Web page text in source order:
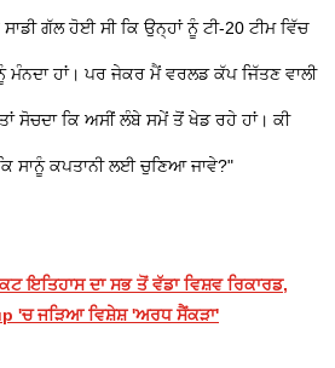
ਗੱਲ ਹੋਈ ਸੀ ਕਿ ਉਨ੍ਹਾਂ ਨੂੰ ਟੀ-20 ਟੀਮ ਵਿੱਚ
ਮੰਨਦਾ ਹਾਂ। ਪਰ ਜੇਕਰ ਮੈਂ ਵਰਲਡ ਕੱਪ ਜਿੱਤਣ ਵਾਲੀ
ਤਾਂ ਸੋਚਦਾ ਕਿ ਅਸੀਂ ਲੰਬੇ ਸਮੇਂ ਤੋਂ ਖੇਡ ਰਹੇ ਹਾਂ। ਕੀ
ਸਾਨੂੰ ਕਪਤਾਨੀ ਲਈ ਚੁਣਿਆ ਜਾਵੇ?"
ਇਤਿਹਾਸ ਦਾ ਸਭ ਤੋਂ ਵੱਡਾ ਵਿਸ਼ਵ ਰਿਕਾਰਡ,
'ਚ ਜੜਿਆ ਵਿਸ਼ੇਸ਼ 'ਅਰਧ ਸੈਂਕੜਾ'